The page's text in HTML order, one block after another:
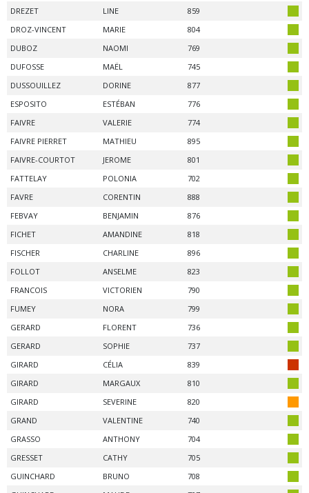
DREZET
LINE
859
DROZ-VINCENT
MARIE
804
DUBOZ
NAOMI
769
DUFOSSE
MAËL
745
DUSSOUILLEZ
DORINE
877
ESPOSITO
ESTÉBAN
776
FAIVRE
VALERIE
774
FAIVRE PIERRET
MATHIEU
895
FAIVRE-COURTOT
JEROME
801
FATTELAY
POLONIA
702
FAVRE
CORENTIN
888
FEBVAY
BENJAMIN
876
FICHET
AMANDINE
818
FISCHER
CHARLINE
896
FOLLOT
ANSELME
823
FRANCOIS
VICTORIEN
790
FUMEY
NORA
799
GERARD
FLORENT
736
GERARD
SOPHIE
737
GIRARD
CÉLIA
839
GIRARD
MARGAUX
810
GIRARD
SEVERINE
820
GRAND
VALENTINE
740
GRASSO
ANTHONY
704
GRESSET
CATHY
705
GUINCHARD
BRUNO
708